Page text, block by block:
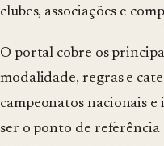
clubes, associações e
O portal cobre os
modalidade, regras e
campeonatos nacionais
ser o ponto de